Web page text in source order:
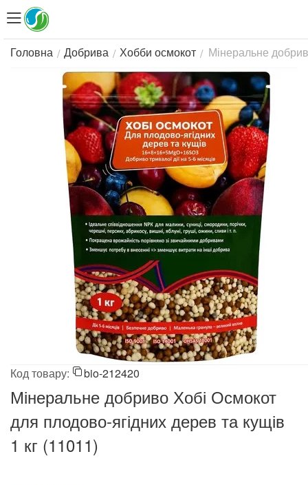
Головна / Добрива / Хобби осмокот / Мінеральне
Код товару: bio-212420
Мінеральне добриво Хобі Осмокот
для плодово-ягідних дерев та кущів
1 кг (11011)